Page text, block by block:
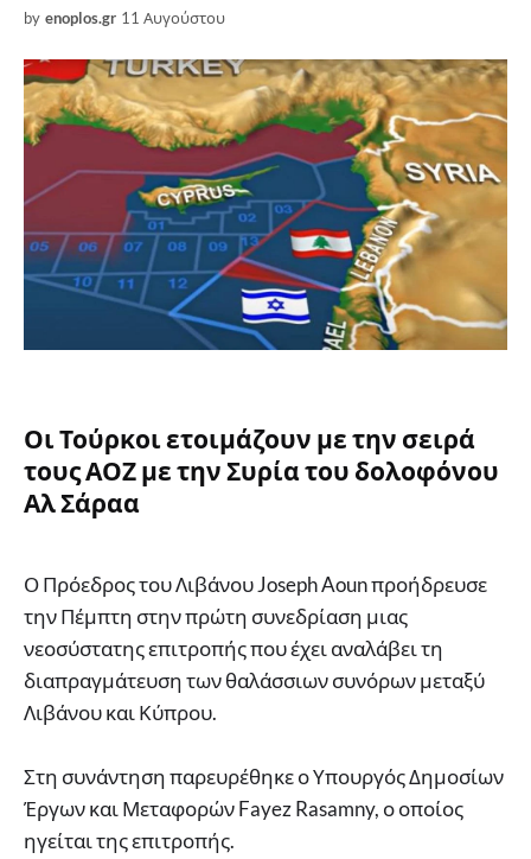
by enoplos.gr 11 Αυγούστου
Οι Τούρκοι ετοιμάζουν με την σειρά
τους ΑΟΖ με την Συρία του δολοφόνου
Αλ Σάραα
Ο Πρόεδρος του Λιβάνου Joseph Aoun προήδρευσε
την Πέμπτη στην πρώτη συνεδρίαση μιας
νεοσύστατης επιτροπής που έχει αναλάβει τη
διαπραγμάτευση των θαλάσσιων συνόρων μεταξύ
Λιβάνου και Κύπρου.
Στη συνάντηση παρευρέθηκε ο Υπουργός Δημοσίων
Έργων και Μεταφορών Fayez Rasamny, ο οποίος
ηγείται της επιτροπής.